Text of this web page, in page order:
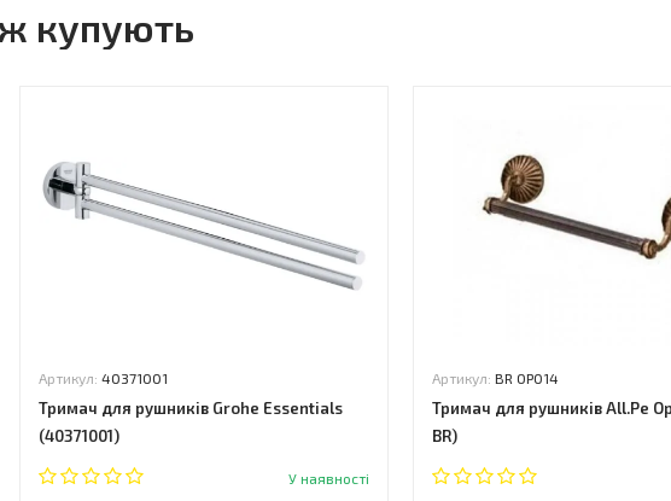
купують
Артикул: 40371001
Тримач для рушників Grohe Essentials
(40371001)
У наявності
Артикул: BR OP014
Тримач для рушників All.Pe
BR)